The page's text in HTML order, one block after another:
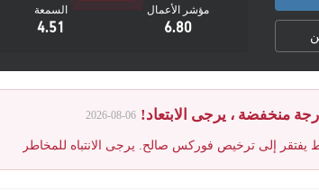
السمعة
4.51
مؤشر الأعمال
6.80
منخفضة ، يرجى الابتعاد! 2026-08-06
يفتقر إلى ترخيص فوركس صالح. يرجى الانتباه للمخاطر